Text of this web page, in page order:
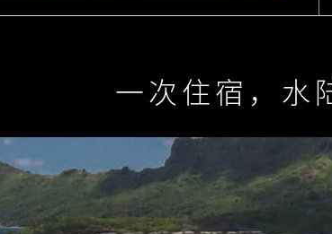
一次住宿，水